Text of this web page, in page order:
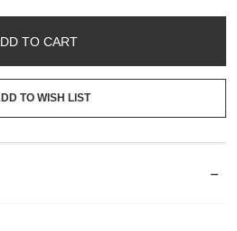
TO CART
TO WISH LIST